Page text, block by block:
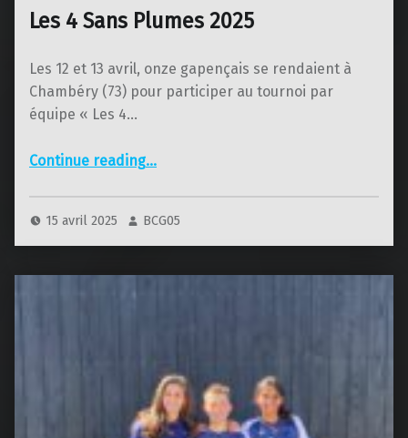
Les 4 Sans Plumes 2025
Les 12 et 13 avril, onze gapençais se rendaient à
Chambéry (73) pour participer au tournoi par
équipe « Les 4…
Continue reading“Les 4 Sans Plumes 2025”
…
15 avril 2025 BCG05